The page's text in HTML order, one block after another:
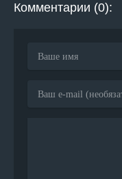
Комментарии (0):